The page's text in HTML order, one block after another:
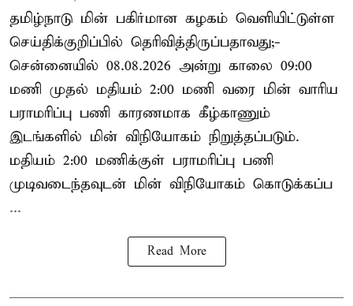
தமிழ்நாடு மின் பகிர்மான கழகம் வெளியிட்டுள்ள
செய்திக்குறிப்பில் தெரிவித்திருப்பதாவது;-
சென்னையில் 08.08.2026 அன்று காலை 09:00
மணி முதல் மதியம் 2:00 மணி வரை மின் வாரிய
பராமரிப்பு பணி காரணமாக கீழ்காணும்
இடங்களில் மின் விநியோகம் நிறுத்தப்படும்.
மதியம் 2:00 மணிக்குள் பராமரிப்பு பணி
முடிவடைந்தவுடன் மின் விநியோகம் கொடுக்கப்ப
...
Read More